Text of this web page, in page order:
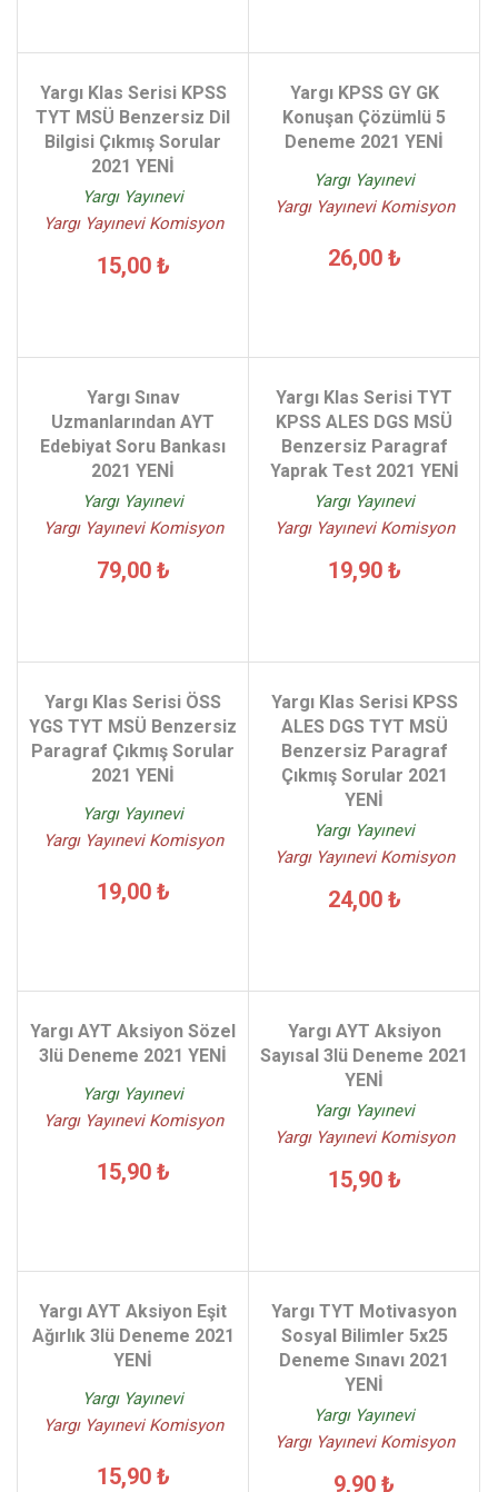
Yargı Klas Serisi KPSS
TYT MSÜ Benzersiz Dil
Bilgisi Çıkmış Sorular
2021 YENİ
Yargı Yayınevi
Yargı Yayınevi Komisyon
15,00 ₺
Yargı KPSS GY GK
Konuşan Çözümlü 5
Deneme 2021 YENİ
Yargı Yayınevi
Yargı Yayınevi Komisyon
26,00 ₺
Yargı Sınav
Uzmanlarından AYT
Edebiyat Soru Bankası
2021 YENİ
Yargı Yayınevi
Yargı Yayınevi Komisyon
79,00 ₺
Yargı Klas Serisi TYT
KPSS ALES DGS MSÜ
Benzersiz Paragraf
Yaprak Test 2021 YENİ
Yargı Yayınevi
Yargı Yayınevi Komisyon
19,90 ₺
Yargı Klas Serisi ÖSS
YGS TYT MSÜ Benzersiz
Paragraf Çıkmış Sorular
2021 YENİ
Yargı Yayınevi
Yargı Yayınevi Komisyon
19,00 ₺
Yargı Klas Serisi KPSS
ALES DGS TYT MSÜ
Benzersiz Paragraf
Çıkmış Sorular 2021
YENİ
Yargı Yayınevi
Yargı Yayınevi Komisyon
24,00 ₺
Yargı AYT Aksiyon Sözel
3lü Deneme 2021 YENİ
Yargı Yayınevi
Yargı Yayınevi Komisyon
15,90 ₺
Yargı AYT Aksiyon
Sayısal 3lü Deneme 2021
YENİ
Yargı Yayınevi
Yargı Yayınevi Komisyon
15,90 ₺
Yargı AYT Aksiyon Eşit
Ağırlık 3lü Deneme 2021
YENİ
Yargı Yayınevi
Yargı Yayınevi Komisyon
15,90 ₺
Yargı TYT Motivasyon
Sosyal Bilimler 5x25
Deneme Sınavı 2021
YENİ
Yargı Yayınevi
Yargı Yayınevi Komisyon
9,90 ₺